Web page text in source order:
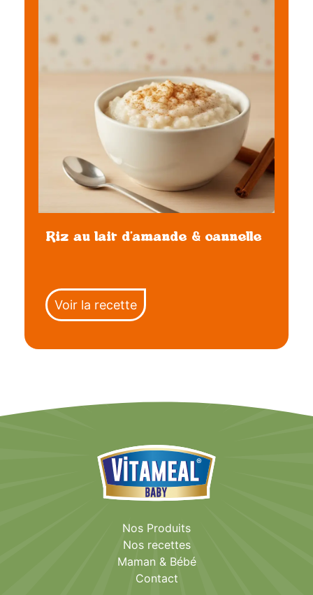
Riz au lait d’amande & cannelle
Voir la recette
Nos Produits
Nos recettes
Maman & Bébé
Contact